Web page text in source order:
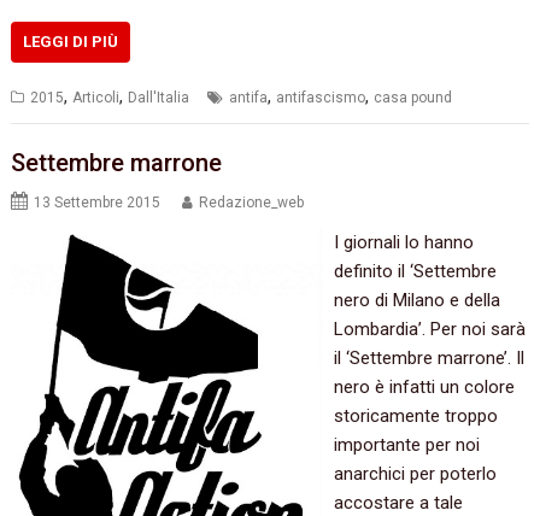
LEGGI DI PIÙ
2015, Articoli, Dall'Italia antifa, antifascismo, casa pound
Settembre marrone
13 Settembre 2015 Redazione_web
I giornali lo hanno‭
‬definito il‭ ‘‬Settembre
nero di Milano e della
Lombardia‭’‬. Per noi sarà
il‭ ‘‬Settembre marrone‭’‬.‭ Il
nero è infatti un colore
storicamente troppo
importante per noi
anarchici per poterlo
accostare a‭ ‬tale